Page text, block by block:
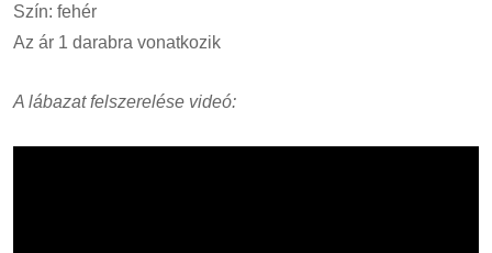
Szín: fehér
Az ár 1 darabra vonatkozik
A lábazat felszerelése videó: